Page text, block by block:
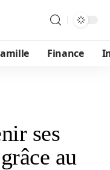
Finance
ses
au